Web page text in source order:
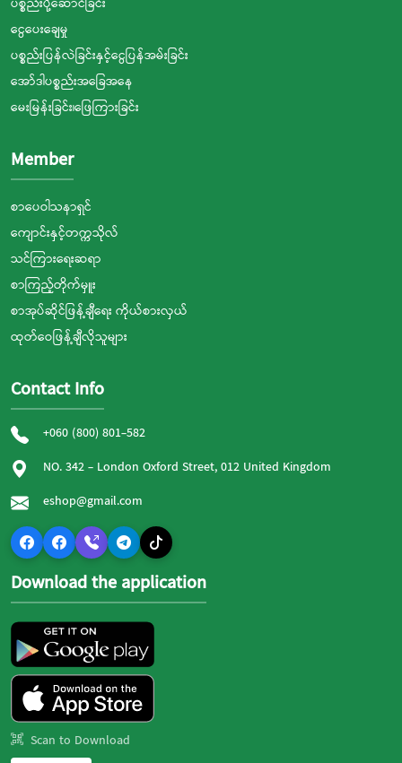
ငွေပေးချေမှု
ပစ္စည်းပြန်လဲခြင်းနှင့်ငွေပြန်အမ်းခြင်း
အော်ဒါပစ္စည်းအခြေအနေ
မေးမြန်းခြင်း၊ဖြေကြားခြင်း
Member
စာပေဝါသနာရှင်
ကျောင်းနှင့်တက္ကသိုလ်
သင်ကြားရေးဆရာ
စာကြည့်တိုက်မှူး
စာအုပ်ဆိုင်ဖြန့်ချီရေး ကိုယ်စားလှယ်
ထုတ်ဝေဖြန့်ချီလိုသူများ
Contact Info
+060 (800) 801-582
NO. 342 - London Oxford Street, 012 United Kingdom
eshop@gmail.com
Download the application
Scan to Download